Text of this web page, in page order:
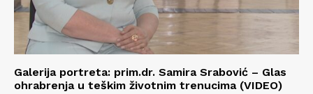
Galerija portreta: prim.dr. Samira Srabović – Glas
ohrabrenja u teškim životnim trenucima (VIDEO)